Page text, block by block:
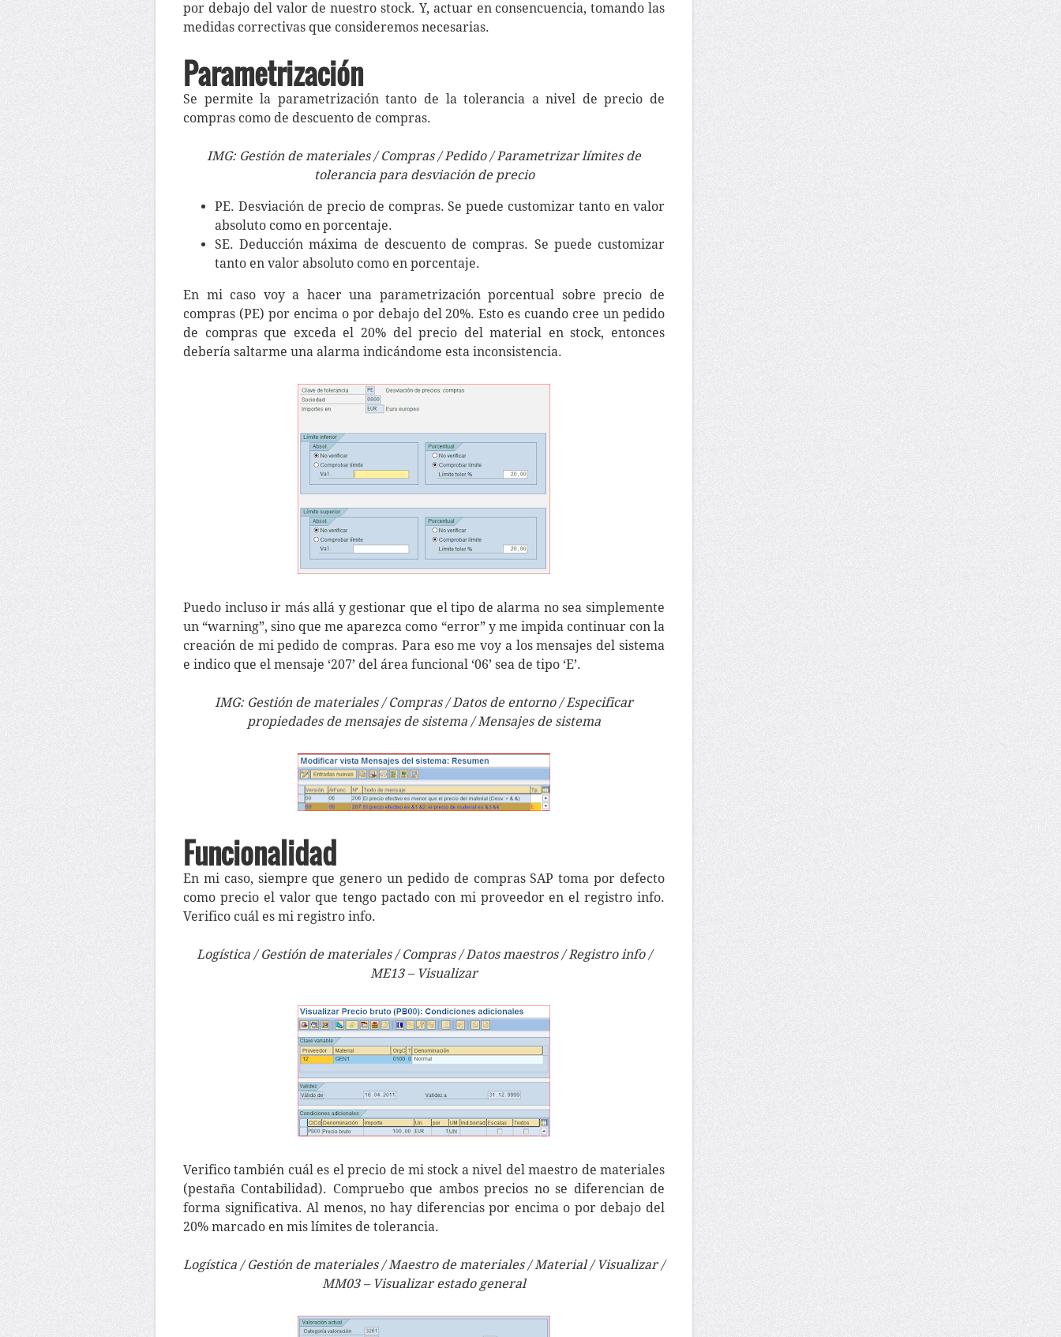
por debajo del valor de nuestro stock. Y, actuar en consencuencia, tomando las
medidas correctivas que consideremos necesarias.
Parametrización
Se permite la parametrización tanto de la tolerancia a nivel de precio de
compras como de descuento de compras.
IMG: Gestión de materiales / Compras / Pedido / Parametrizar límites de
tolerancia para desviación de precio
PE. Desviación de precio de compras. Se puede customizar tanto en valor
absoluto como en porcentaje.
SE. Deducción máxima de descuento de compras. Se puede customizar
tanto en valor absoluto como en porcentaje.
En mi caso voy a hacer una parametrización porcentual sobre precio de
compras (PE) por encima o por debajo del 20%. Esto es cuando cree un pedido
de compras que exceda el 20% del precio del material en stock, entonces
debería saltarme una alarma indicándome esta inconsistencia.
Puedo incluso ir más allá y gestionar que el tipo de alarma no sea simplemente
un “warning”, sino que me aparezca como “error” y me impida continuar con la
creación de mi pedido de compras. Para eso me voy a los mensajes del sistema
e indico que el mensaje ‘207’ del área funcional ‘06’ sea de tipo ‘E’.
IMG: Gestión de materiales / Compras / Datos de entorno / Especificar
propiedades de mensajes de sistema / Mensajes de sistema
Funcionalidad
En mi caso, siempre que genero un pedido de compras SAP toma por defecto
como precio el valor que tengo pactado con mi proveedor en el registro info.
Verifico cuál es mi registro info.
Logística / Gestión de materiales / Compras / Datos maestros / Registro info /
ME13 – Visualizar
Verifico también cuál es el precio de mi stock a nivel del maestro de materiales
(pestaña Contabilidad). Compruebo que ambos precios no se diferencian de
forma significativa. Al menos, no hay diferencias por encima o por debajo del
20% marcado en mis límites de tolerancia.
Logística / Gestión de materiales / Maestro de materiales / Material / Visualizar /
MM03 – Visualizar estado general